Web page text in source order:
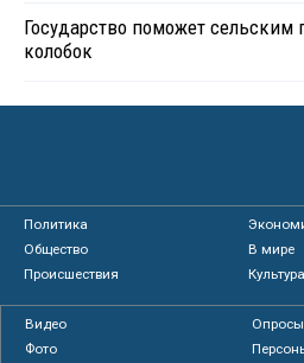
Государство поможет сельским
колобок
Политика
Общество
В мире
Происшествия
Культура
Видео
Опросы
Фото